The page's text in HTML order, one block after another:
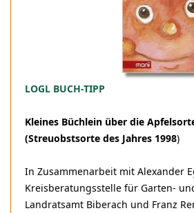
LOGL BUCH-TIPP
Kleines Büchlein über die
(Streuobstsorte des Jahres 1998)
In Zusammenarbeit mit Alexander
Kreisberatungsstelle für Garten-
Landratsamt Biberach und Franz